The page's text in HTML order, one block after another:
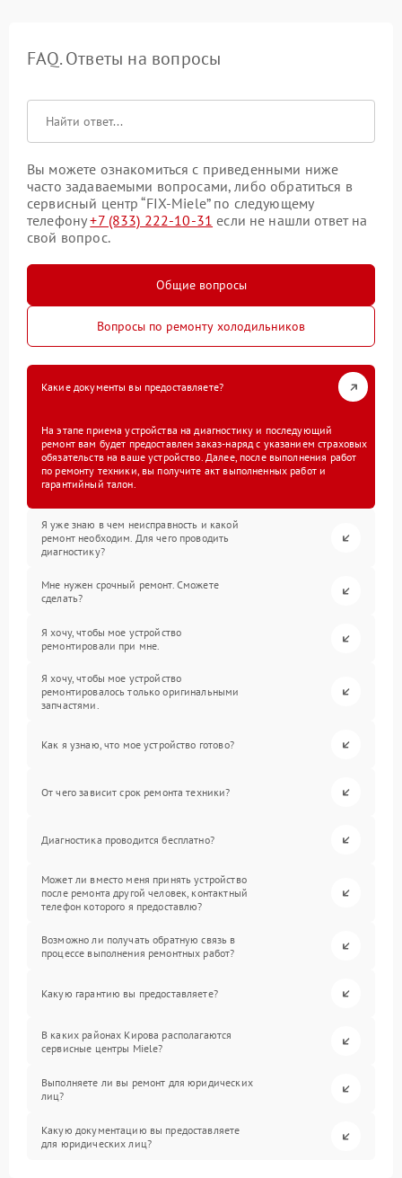
FAQ. Ответы на вопросы
Вы можете ознакомиться с приведенными ниже
часто задаваемыми вопросами, либо обратиться в
сервисный центр “FIX-Miele” по следующему
телефону+7 (833) 222-10-31 если не нашли ответ на
свой вопрос.
Общие вопросы
Вопросы по ремонту холодильников
Какие документы вы предоставляете?
На этапе приема устройства на диагностику и последующий
ремонт вам будет предоставлен заказ-наряд с указанием страховых
обязательств на ваше устройство. Далее, после выполнения работ
по ремонту техники, вы получите акт выполненных работ и
гарантийный талон.
Я уже знаю в чем неисправность и какой
ремонт необходим. Для чего проводить
диагностику?
Мне нужен срочный ремонт. Сможете
сделать?
Я хочу, чтобы мое устройство
ремонтировали при мне.
Я хочу, чтобы мое устройство
ремонтировалось только оригинальными
запчастями.
Как я узнаю, что мое устройство готово?
От чего зависит срок ремонта техники?
Диагностика проводится бесплатно?
Может ли вместо меня принять устройство
после ремонта другой человек, контактный
телефон которого я предоставлю?
Возможно ли получать обратную связь в
процессе выполнения ремонтных работ?
Какую гарантию вы предоставляете?
В каких районах Кирова располагаются
сервисные центры Miele?
Выполняете ли вы ремонт для юридических
лиц?
Какую документацию вы предоставляете
для юридических лиц?